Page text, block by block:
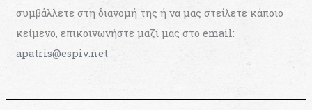
συμβάλλετε στη διανομή της ή να μας στείλετε κάποιο
κείμενο, επικοινωνήστε μαζί μας στο email:
apatris@espiv.net